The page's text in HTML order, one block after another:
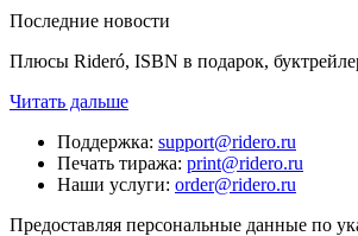
Последние новости
Плюсы Rideró, ISBN в подарок,
Читать дальше
Поддержка: support@ridero.ru
Печать тиража: print@ridero.ru
Наши услуги: order@ridero.ru
Предоставляя персональные данные по